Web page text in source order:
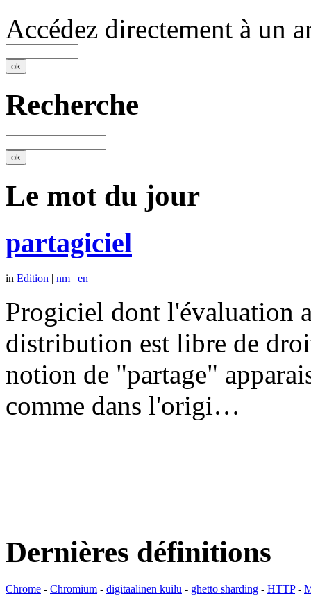
Accédez directement à un
Recherche
Le mot du jour
partagiciel
in Edition | nm | en
Progiciel dont l'évaluation
distribution est libre de
notion de "partage"
comme dans l'origi…
Dernières définitions
Chrome - Chromium - digitaalinen kuilu - ghetto sharding - HTTP-